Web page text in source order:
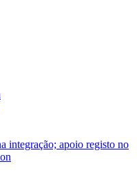
integração; apoio registo no